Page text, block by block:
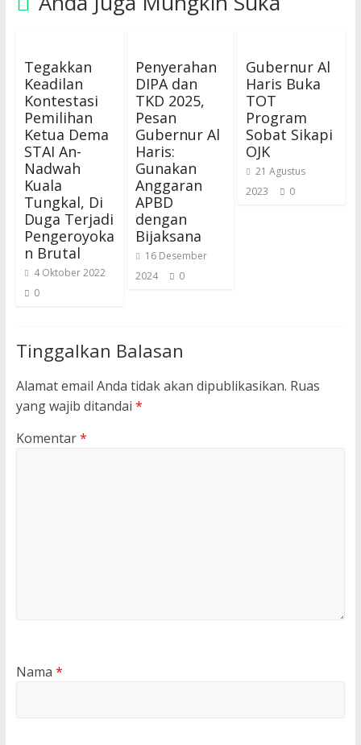
Tegakkan
Keadilan
Kontestasi
Pemilihan
Ketua Dema
STAI An-
Nadwah
Kuala
Tungkal, Di
Duga Terjadi
Pengeroyoka
n Brutal
4 Oktober 2022
0
Penyerahan
DIPA dan
TKD 2025,
Pesan
Gubernur Al
Haris:
Gunakan
Anggaran
APBD
dengan
Bijaksana
16 Desember
2024
0
Gubernur Al
Haris Buka
TOT
Program
Sobat Sikapi
OJK
21 Agustus
2023
0
Tinggalkan Balasan
Alamat email Anda tidak akan dipublikasikan. Ruas
yang wajib ditandai *
Komentar*
Nama *